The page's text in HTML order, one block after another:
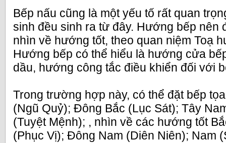
Bếp nấu cũng là một yếu tố rất quan
sinh đều sinh ra từ đây. Hướng bếp nên
nhìn về hướng tốt, theo quan niệm Toạ
Hướng bếp có thể hiểu là hướng cửa
dầu, hướng công tắc điều khiển đối với
Trong trường hợp này, có thể đặt bếp
(Ngũ Quỷ); Đông Bắc (Lục Sát); Tây
(Tuyệt Mệnh); , nhìn về các hướng tốt
(Phục Vị); Đông Nam (Diên Niên); Nam